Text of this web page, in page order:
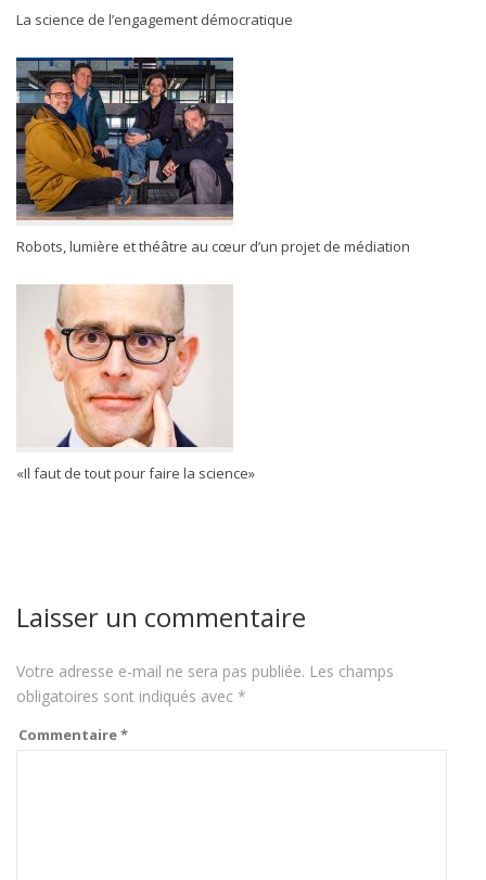
La science de l’engagement démocratique
Robots, lumière et théâtre au cœur d’un projet de médiation
«Il faut de tout pour faire la science»
Laisser un commentaire
Votre adresse e-mail ne sera pas publiée. Les champs
obligatoires sont indiqués avec *
Commentaire*